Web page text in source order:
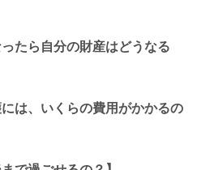
ったら自分の財産はどうなる
には、いくらの費用がかかるの